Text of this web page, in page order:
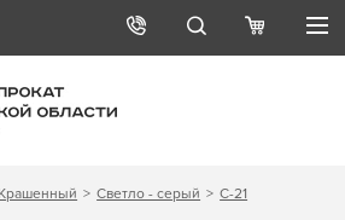
Крашенный Светло - серый С-21